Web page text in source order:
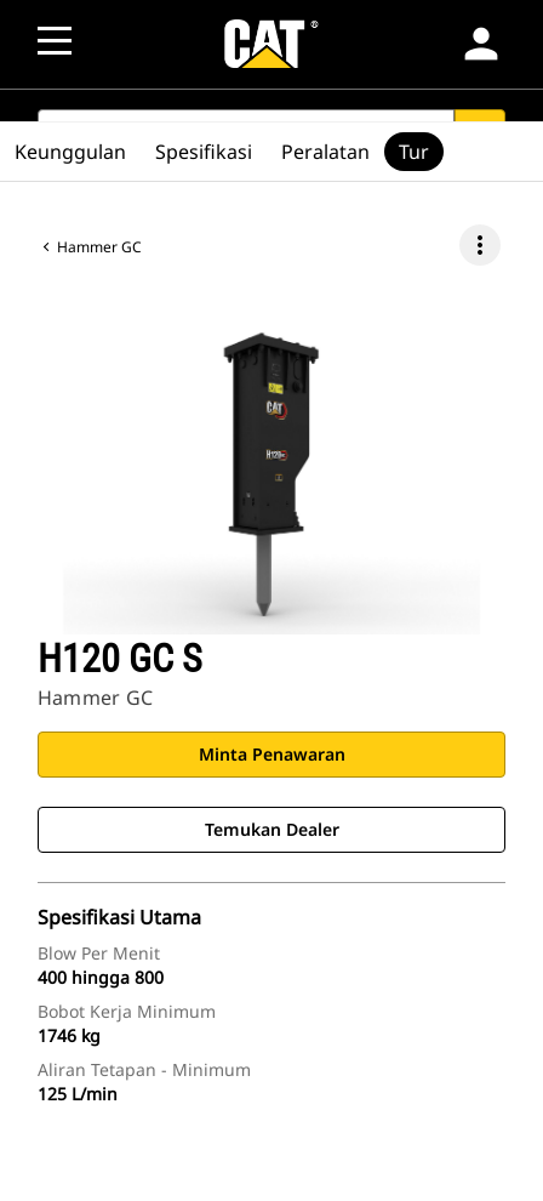
person
SEARCH
Hammer GC more_vert
H120 GC S
Hammer GC
Minta Penawaran
Temukan Dealer
Spesifikasi Utama
Blow Per Menit
400 hingga 800
Bobot Kerja Minimum
1746 kg
Aliran Tetapan - Minimum
125 L/min
Keunggulan Spesifikasi Peralatan Tur